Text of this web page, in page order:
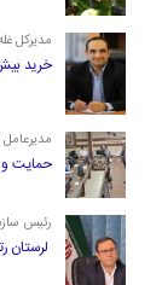
مدیرکل
خرید بیش از ۲۹۴ هزار تن گندم از
حمایت
رئیس
لرستان